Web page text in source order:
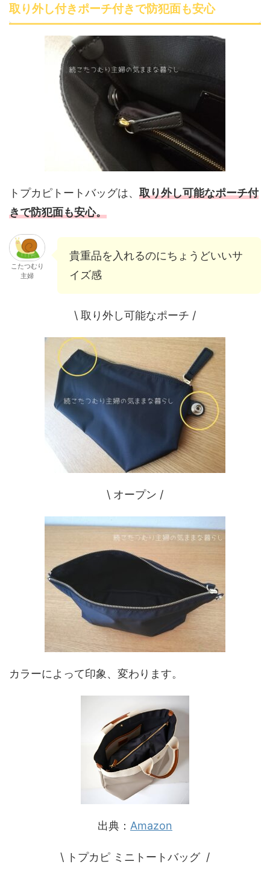
取り外し付きポーチ付きで防犯面も安心
トプカピトートバッグは、 取り外し可能なポーチ付
きで防犯面も安心。
こたつむり
主婦
貴重品を入れるのにちょうどいいサ
イズ感
\ 取り外し可能なポーチ /
\ オープン /
カラーによって印象、変わります。
出典： Amazon
\ トプカピ ミニトートバッグ /